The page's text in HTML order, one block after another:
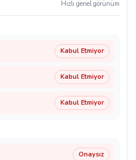
Hızlı genel görünüm
Kabul Etmiyor
Kabul Etmiyor
Kabul Etmiyor
Onaysız